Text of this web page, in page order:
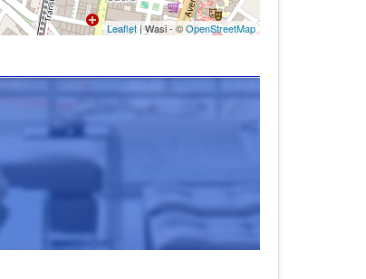
Leaflet| Wasi - ©OpenStreetMap